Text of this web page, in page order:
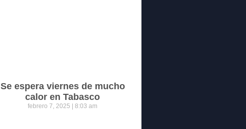
Se espera viernes de mucho
calor en Tabasco
febrero 7, 2025 8:03 am